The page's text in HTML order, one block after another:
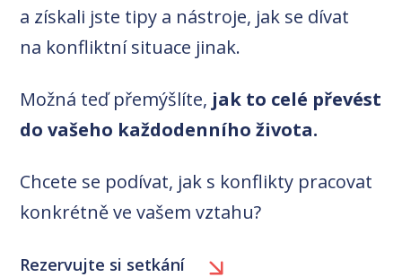
a získali jste tipy a nástroje, jak se dívat
na konfliktní situace jinak.
Možná teď přemýšlíte, jak to celé převést
do vašeho každodenního života.
Chcete se podívat, jak s konflikty pracovat
konkrétně ve vašem vztahu?
Rezervujte si setkání